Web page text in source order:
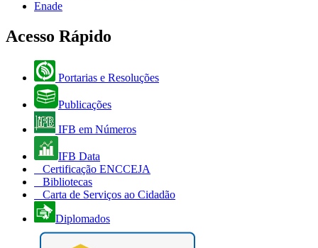
Enade
Acesso Rápido
Portarias e Resoluções
Publicações
IFB em Números
IFB Data
Certificação ENCCEJA
Bibliotecas
Carta de Serviços ao Cidadão
Diplomados